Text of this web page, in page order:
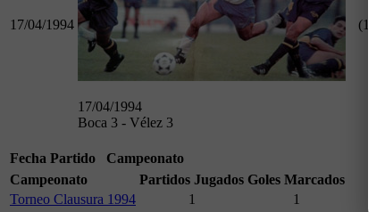
17/04/1994
17/04/1994
Boca 3 - Vélez 3
(1)
Fecha Partido
Campeonato
Campeonato
Partidos Jugados Goles Marcados
Torneo Clausura 1994
1
1